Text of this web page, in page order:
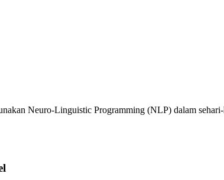
Neuro-Linguistic Programming (NLP) dalam